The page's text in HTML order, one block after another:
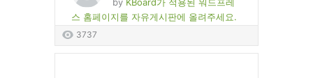
스 홈페이지를 자유게시판에 올려주세요.
3737